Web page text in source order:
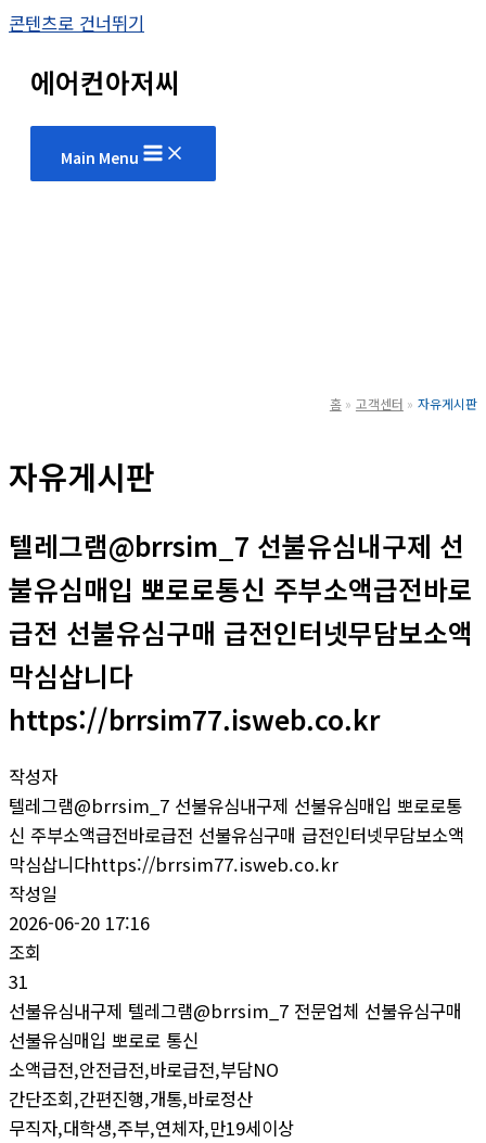
콘텐츠로 건너뛰기
에어컨아저씨
Main Menu
홈 고객센터 자유게시판
자유게시판
텔레그램@brrsim_7 선불유심내구제 선
불유심매입 뽀로로통신 주부소액급전바로
급전 선불유심구매 급전인터넷무담보소액
막심삽니다
https://brrsim77.isweb.co.kr
작성자
텔레그램@brrsim_7 선불유심내구제 선불유심매입 뽀로로통
신 주부소액급전바로급전 선불유심구매 급전인터넷무담보소액
막심삽니다https://brrsim77.isweb.co.kr
작성일
2026-06-20 17:16
조회
31
선불유심내구제 텔레그램@brrsim_7 전문업체 선불유심구매
선불유심매입 뽀로로 통신
소액급전,안전급전,바로급전,부담NO
간단조회,간편진행,개통,바로정산
무직자,대학생,주부,연체자,만19세이상